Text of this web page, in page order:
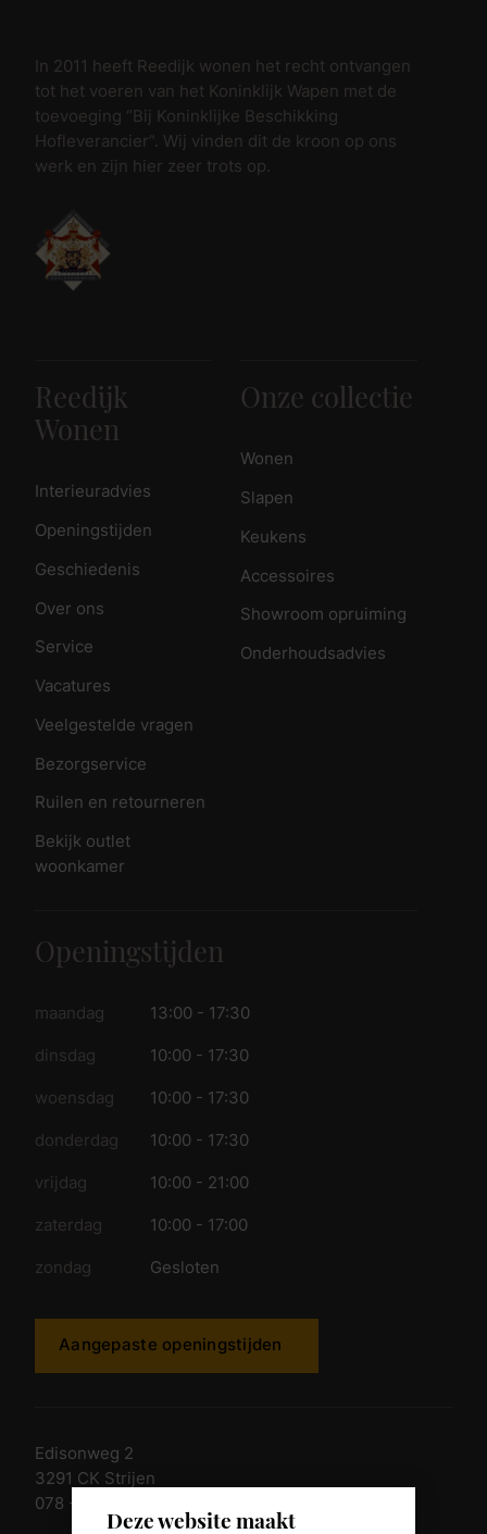
Deze website maakt
In 2011 heeft Reedijk wonen het recht ontvangen
tot het voeren van het Koninklijk Wapen met de
toevoeging “Bij Koninklijke Beschikking
Hofleverancier”. Wij vinden dit de kroon op ons
werk en zijn hier zeer trots op.
Reedijk
Wonen
Interieuradvies
Openingstijden
Geschiedenis
Over ons
Service
Vacatures
Veelgestelde vragen
Bezorgservice
Ruilen en retourneren
Bekijk outlet
woonkamer
Onze collectie
Wonen
Slapen
Keukens
Accessoires
Showroom opruiming
Onderhoudsadvies
Openingstijden
maandag 13:00 - 17:30
dinsdag 10:00 - 17:30
woensdag 10:00 - 17:30
donderdag 10:00 - 17:30
vrijdag 10:00 - 21:00
zaterdag 10:00 - 17:00
zondag Gesloten
Aangepaste openingstijden
Edisonweg 2
3291 CK Strijen
078 - 674 84 85